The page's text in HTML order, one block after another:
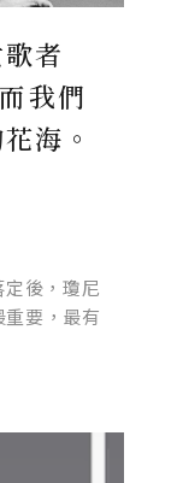
者
我們
海。
後，瓊尼
要，最有